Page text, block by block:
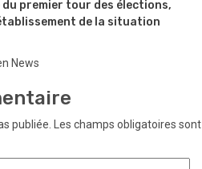
du premier tour des élections,
de la situation
News
publiée.
Les champs obligatoires sont